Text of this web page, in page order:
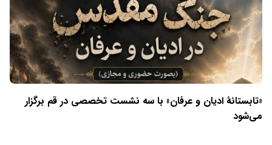
«تابستانهٔ ادیان و عرفان» با سه نشست تخصصی در قم برگزار
می‌شود